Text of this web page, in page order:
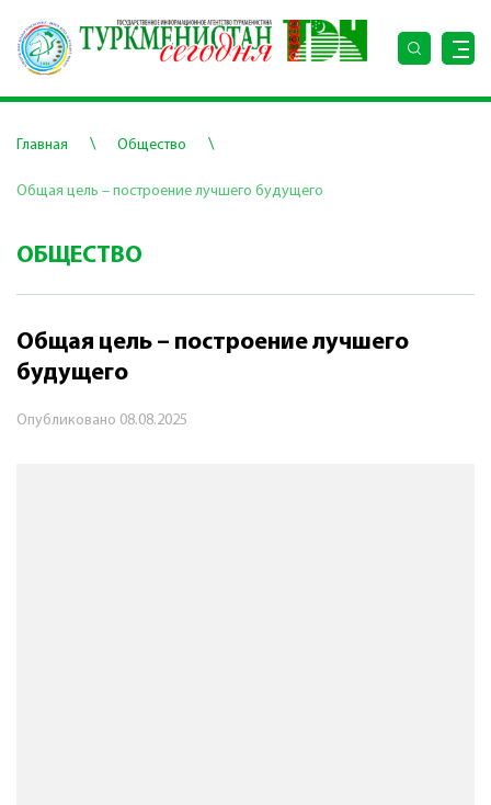
Главная \ Общество \
Общая цель – построение лучшего будущего
ОБЩЕСТВО
Общая цель – построение лучшего
будущего
Опубликовано 08.08.2025